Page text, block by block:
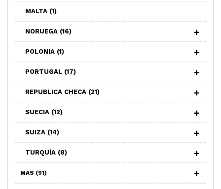
MALTA (1)
NORUEGA (16)
POLONIA (1)
PORTUGAL (17)
REPUBLICA CHECA (21)
SUECIA (12)
SUIZA (14)
TURQUÍA (8)
MAS (91)